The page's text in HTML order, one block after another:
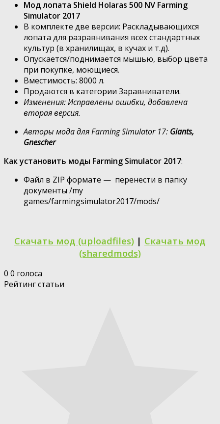
Мод лопата Shield Holaras 500 NV Farming
Simulator 2017
В комплекте две версии: Раскладывающихся
лопата для разравнивания всех стандартных
культур (в хранилищах, в кучах и т.д).
Опускается/поднимается мышью, выбор цвета
при покупке, моющиеся.
Вместимость: 8000 л.
Продаются в категории Заравниватели.
Изменения: Исправлены ошибки, добавлена
вторая версия.
Авторы мода для Farming Simulator 17: Giants,
Gnescher
Как установить моды Farming Simulator 2017:
Файл в ZIP формате — перенести в папку
документы /my
games/farmingsimulator2017/mods/
Скачать мод (uploadfiles) | Скачать мод
(sharedmods)
0 0 голоса
Рейтинг статьи